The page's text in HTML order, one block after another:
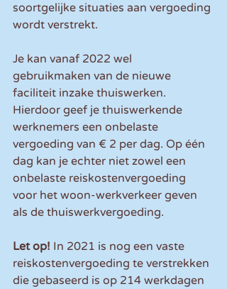
soortgelijke situaties aan vergoeding
wordt verstrekt.
Je kan vanaf 2022 wel
gebruikmaken van de nieuwe
faciliteit inzake thuiswerken.
Hierdoor geef je thuiswerkende
werknemers een onbelaste
vergoeding van € 2 per dag. Op één
dag kan je echter niet zowel een
onbelaste reiskostenvergoeding
voor het woon-werkverkeer geven
als de thuiswerkvergoeding.
Let op! In 2021 is nog een vaste
reiskostenvergoeding te verstrekken
die gebaseerd is op 214 werkdagen